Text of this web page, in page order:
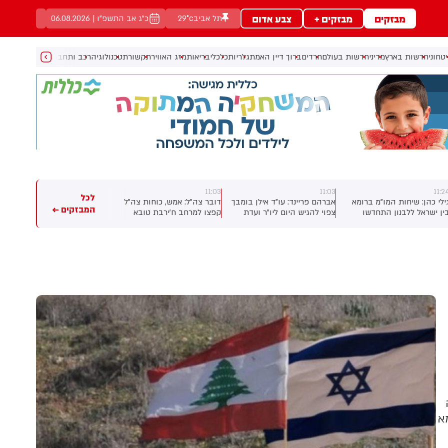
מבזקים מבזקים + צבע אדום באר שבע30°c כ"ג אב התשפ"ו | 06.08.2026
חדשות בארץמדיניחדשות בעולםחרדיםברוך דיין האמתגלריותכלכליבריאותמזג האווירתקשורתטכנולוגיהרכב ותחבורהמעניין
כהן: שיחות המו"מ ברומא
ישראל ללבנון התחדשו
11:03
אברהם פריינד: עו"ד אילן בומבך
צפוי להגיש היום ליו"ר ועדת
11:03
דובר צה"ל: אמש, כוחות צה"ל
קפצו למרחב ח׳ירבת טובא
במרחב, זיהו מבנים שרופים,
כתובות גרפיטי ורכוש הרוס.
החשודים נמלטו טרם הגעתם.
במהלך הלילה שוטרי מחוז ש״י
נכנסו למרחב באבטחת כוחות
צה״ל לאיסוף עדויות, ממצאים
וראיות לטובת החקירה. צה״ל
מגנה בתוקף אירועים מסוג זה,
לרבות פגיעה בתושבים בניהם
נשים וילדים. צה״ל מצפה מגורמי
אכיפת החוק למצות את הדין עם
החשודים.
יואלי ברים: בכיר במערך שירותי
הדת מתריע: פסיקת בגצ
שמקפיאה את תקציבי בתי הדין
המחשוב המעניקה את השירות
להנהלת בתי הדין הרבניים.
לכל
המבזקים ←